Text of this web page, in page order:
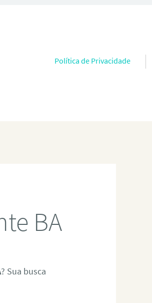
Pular para o conteúdo
Política de Privacidade
BA
? Sua busca